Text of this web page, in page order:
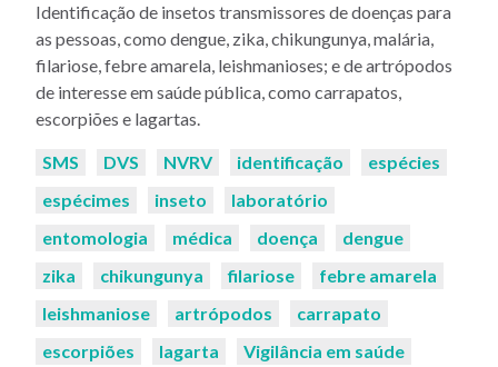
Identificação de insetos transmissores de doenças para
as pessoas, como dengue, zika, chikungunya, malária,
filariose, febre amarela, leishmanioses; e de artrópodos
de interesse em saúde pública, como carrapatos,
escorpiões e lagartas.
Palavras-
SMS DVS NVRV identificação
espécies
espécimes
inseto
laboratório
entomologia
médica doença
dengue
zika
chikungunya filariose
febre amarela
leishmaniose
artrópodos
carrapato
escorpiões
lagarta
Vigilância em saúde